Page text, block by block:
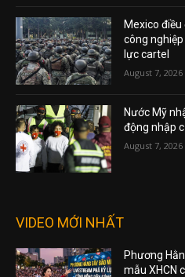
Mexico
công
lực cartel
August 7, 2026
Nước Mỹ
động nhập
August 7, 2026
VIDEO MỚI NHẤT
Phương
mẫu XHCN